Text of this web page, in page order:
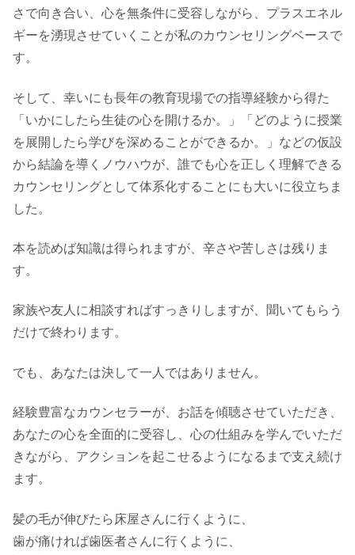
さで向き合い、心を無条件に受容しながら、プラスエネル
ギーを湧現させていくことが私のカウンセリングベースで
す。
そして、幸いにも長年の教育現場での指導経験から得た
「いかにしたら生徒の心を開けるか。」「どのように授業
を展開したら学びを深めることができるか。」などの仮設
から結論を導くノウハウが、誰でも心を正しく理解できる
カウンセリングとして体系化することにも大いに役立ちま
した。
本を読めば知識は得られますが、辛さや苦しさは残りま
す。
家族や友人に相談すればすっきりしますが、聞いてもらう
だけで終わります。
でも、あなたは決して一人ではありません。
経験豊富なカウンセラーが、お話を傾聴させていただき、
あなたの心を全面的に受容し、心の仕組みを学んでいただ
きながら、アクションを起こせるようになるまで支え続け
ます。
​髪の毛が伸びたら床屋さんに行くように、
歯が痛ければ歯医者さんに行くように、